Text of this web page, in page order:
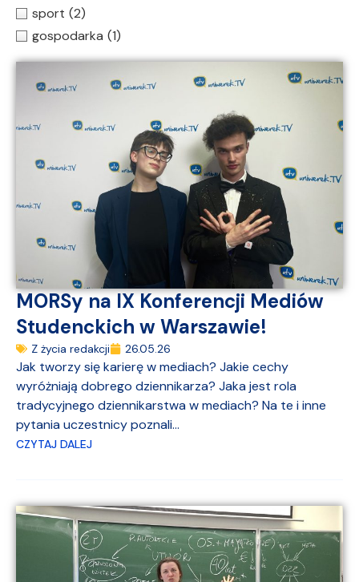
sport (2)
gospodarka (1)
MORSy na IX Konferencji Mediów
Studenckich w Warszawie!
Z życia redakcji 26.05.26
Jak tworzy się karierę w mediach? Jakie cechy
wyróżniają dobrego dziennikarza? Jaka jest rola
tradycyjnego dziennikarstwa w mediach? Na te i inne
pytania uczestnicy poznali...
CZYTAJ DALEJ